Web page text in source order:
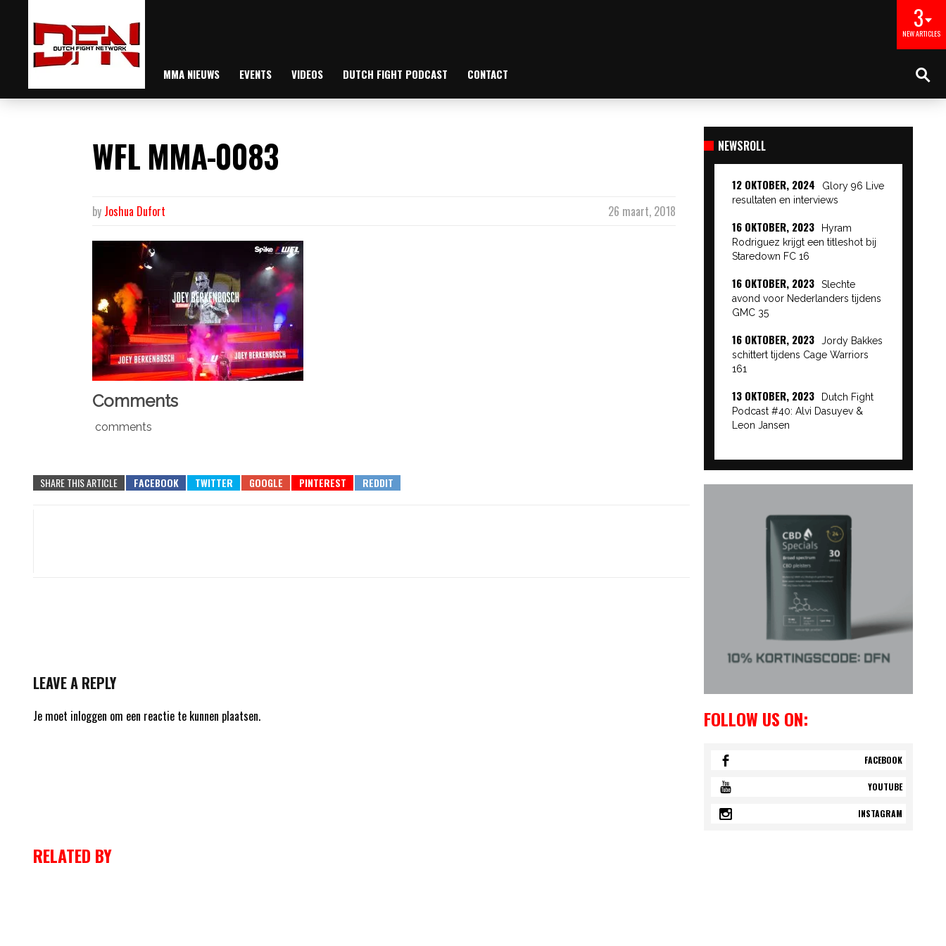
3
NEW ARTICLES
MMA NIEUWS EVENTS VIDEOS DUTCH FIGHT PODCAST CONTACT
WFL MMA-0083
26 maart, 2018
by Joshua Dufort
Comments
comments
SHARE THIS ARTICLE
LEAVE A REPLY
Je moet inloggen om een reactie te kunnen plaatsen.
NEWSROLL
12 OKTOBER, 2024
Glory 96 Live
resultaten en interviews
16 OKTOBER, 2023
Hyram
Rodriguez krijgt een titleshot bij
Staredown FC 16
16 OKTOBER, 2023
Slechte
avond voor Nederlanders tijdens
GMC 35
16 OKTOBER, 2023
Jordy Bakkes
schittert tijdens Cage Warriors
161
13 OKTOBER, 2023
Dutch Fight
Podcast #40: Alvi Dasuyev &
Leon Jansen
FOLLOW US ON:
FACEBOOK
YOUTUBE
INSTAGRAM
RELATED BY